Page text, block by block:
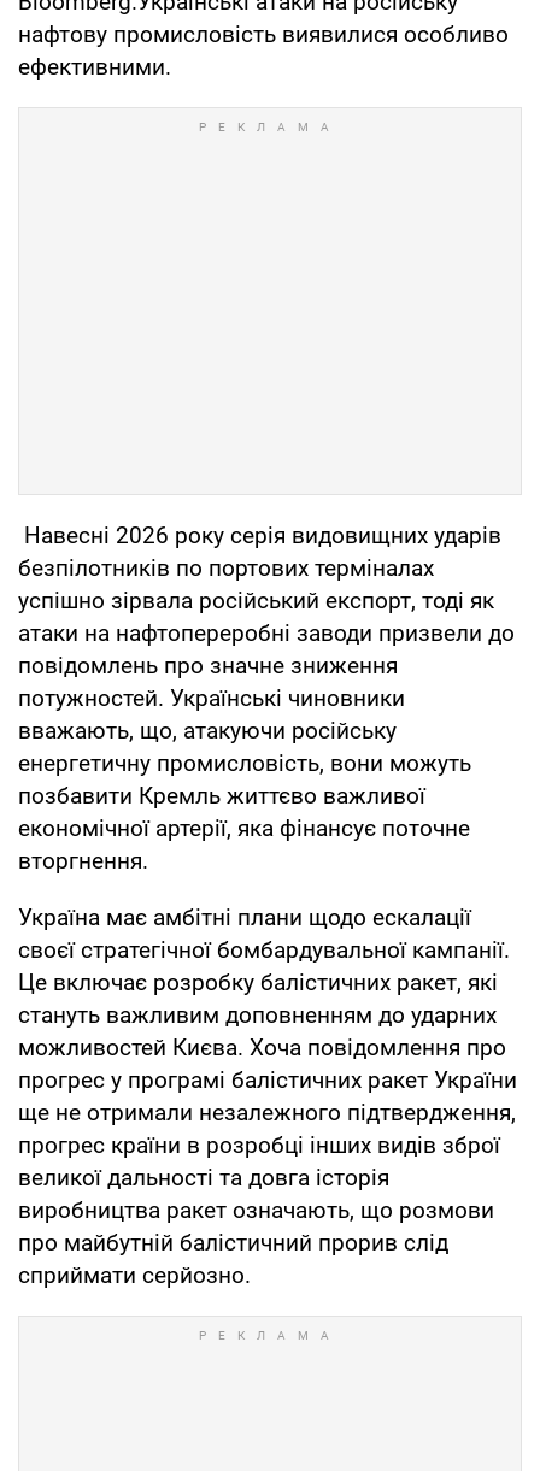
нафтову промисловість виявилися особливо
ефективними.
Навесні 2026 року серія видовищних ударів
безпілотників по портових терміналах
успішно зірвала російський експорт, тоді як
атаки на нафтопереробні заводи призвели до
повідомлень про значне зниження
потужностей. Українські чиновники
вважають, що, атакуючи російську
енергетичну промисловість, вони можуть
позбавити Кремль життєво важливої ​​
економічної артерії, яка фінансує поточне
вторгнення.
Україна має амбітні плани щодо ескалації
своєї стратегічної бомбардувальної кампанії.
Це включає розробку балістичних ракет, які
стануть важливим доповненням до ударних
можливостей Києва. Хоча повідомлення про
прогрес у програмі балістичних ракет України
ще не отримали незалежного підтвердження,
прогрес країни в розробці інших видів зброї
великої дальності та довга історія
виробництва ракет означають, що розмови
про майбутній балістичний прорив слід
сприймати серйозно.